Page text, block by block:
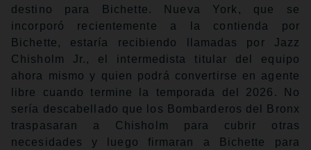
destino para Bichette. Nueva York, que se
incorporó recientemente a la contienda por
Bichette, estaría recibiendo llamadas por Jazz
Chisholm Jr., el intermedista titular del equipo
ahora mismo y quien podrá convertirse en agente
libre cuando termine la temporada del 2026. No
sería descabellado que los Bombarderos del Bronx
traspasaran a Chisholm para cubrir otras
necesidades y luego firmaran a Bichette para